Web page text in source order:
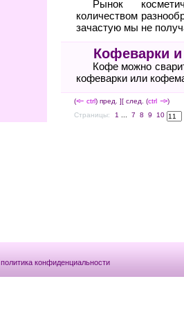
Рынок
количеством
зачастую мы не
Кофеварки
Кофе можно
кофеварки или
(<-- ctrl) пред. ][ след. (ctrl --> )
Страницы:
1 7 8 9 10
политика конфиденциальности